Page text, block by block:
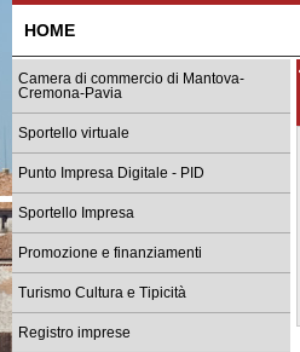
HOME
Camera di commercio di Mantova-
Cremona-Pavia
Sportello virtuale
Punto Impresa Digitale - PID
Sportello Impresa
Promozione e finanziamenti
Turismo Cultura e Tipicità
Registro imprese